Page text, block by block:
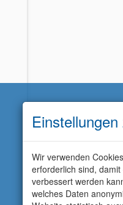
Wir verwenden
erforderlich sind,
verbessert werden
welches Daten